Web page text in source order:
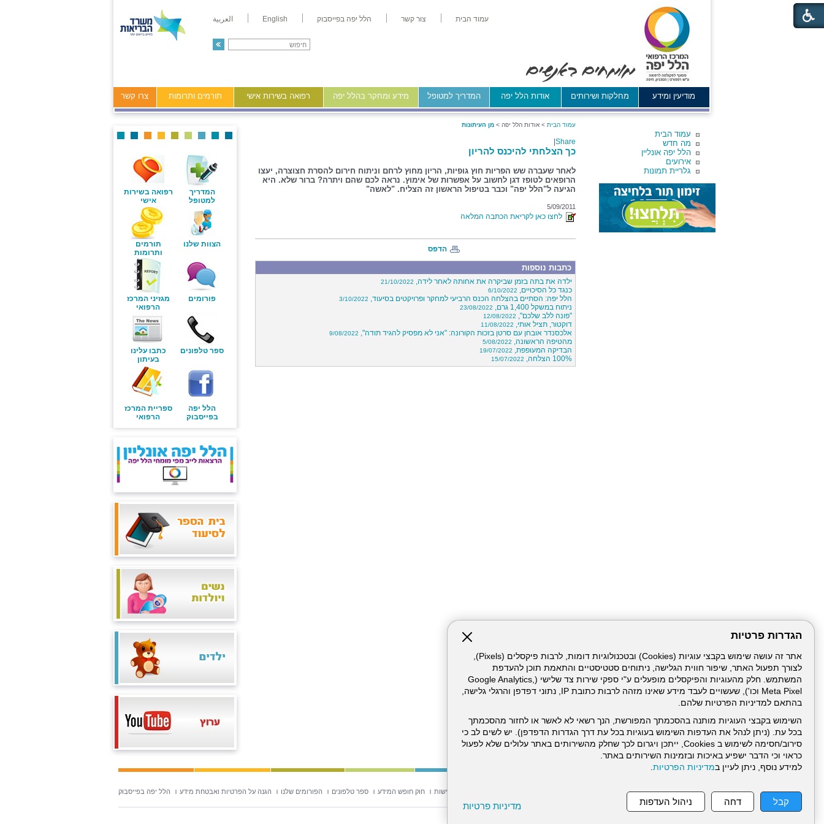
הגדרות פרטיות
אתר זה עושה שימוש בקבצי עוגיות (Cookies) ובטכנולוגיות דומות, לרבות פיקסלים (Pixels),
לצורך תפעול האתר, שיפור חווית הגלישה, ניתוחים סטטיסטיים והתאמת תוכן להעדפת
המשתמש. חלק מהעוגיות והפיקסלים מופעלים ע"י ספקי שירות צד שלישי (Google Analytics,
Meta Pixel וכו'), שעשויים לעבד מידע שאינו מזהה לרבות כתובת IP, נתוני דפדפן והרגלי גלישה,
בהתאם למדיניות הפרטיות שלהם.
השימוש בקבצי העוגיות מותנה בהסכמתך המפורשת, הנך רשאי לא לאשר או לחזור מהסכמתך
בכל עת. (ניתן לנהל את העדפות השימוש בעוגיות בכל עת דרך הגדרות הדפדפן). יש לשים לב כי
סירוב/חסימה לשימוש ב Cookies, ייתכן ויגרום לכך שחלק מהשירותים באתר עלולים שלא לפעול
כראוי וכי הדבר ישפיע באיכות ובזמינות השירותים באתר.
למידע נוסף, ניתן לעיין במדיניות הפרטיות.
קבל דחה ניהול העדפות מדיניות פרטיות
עמוד הבית צור קשר הלל יפה בפייסבוק English العربية
מודיעין ומידע מחלקות ושירותים אודות הלל יפה המדריך למטופל מידע ומחקר בהלל יפה רפואה בשירות אישי תורמים ותרומות צרו קשר
עמוד הבית
מה חדש
הלל יפה אונליין
אירועים
גלריית תמונות
עמוד הבית > אודות הלל יפה > מן העיתונות
Share
כך הצלחתי להיכנס להריון
לאחר שעברה שש הפריות חוץ גופיות, הריון מחוץ לרחם וניתוח חירום להסרת חצוצרה, יעצו
הרופאים לטופז דגן לחשוב על אפשרות של אימוץ. נראה לכם שהם ויתרה? ברור שלא. היא
הגיעה ל"הלל יפה" וכבר בטיפול הראשון זה הצליח. "לאשה"
5/09/2011
לחצו כאן לקריאת הכתבה המלאה
הדפס
כתבות נוספות
ילדה את בתה בזמן שביקרה את אחותה לאחר לידה, 21/10/2022
כנגד כל הסיכויים, 6/10/2022
הלל יפה: הסתיים בהצלחה הכנס הרביעי למחקר ופרויקטים בסיעוד, 3/10/2022
ניתוח במשקל 1,400 גרם, 23/08/2022
"פונה ללב שלכם", 12/08/2022
דוקטור, תציל אותי, 11/08/2022
אלכסנדר אובחן עם סרטן בזכות הקורונה: "אני לא מפסיק להגיד תודה", 9/08/2022
מהטיפה הראשונה, 5/08/2022
הבדיקה המעופפת, 19/07/2022
100% הצלחה, 15/07/2022
המדריך
למטופל
רפואה בשירות
אישי
הצוות שלנו
תורמים
ותרומות
פורומים
מגזיני המרכז
הרפואי
ספר טלפונים
כתבו עלינו
בעיתון
הלל יפה
בפייסבוק
ספריית המרכז
הרפואי
הצהרת נגישות חוק חופש המידע ספר טלפונים הפורומים שלנו הגנה על הפרטיות ואבטחת מידע הלל יפה בפייסבוק